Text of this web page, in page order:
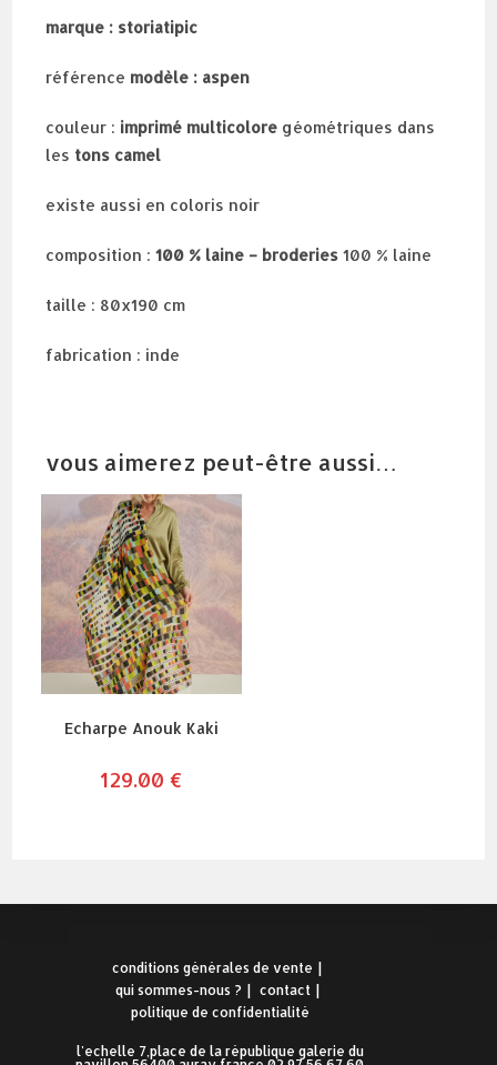
marque : storiatipic
référence modèle : aspen
couleur : imprimé multicolore géométriques dans
les tons camel
existe aussi en coloris noir
composition :100 % laine – broderies 100 % laine
taille : 80x190 cm
fabrication : inde
vous aimerez peut-être aussi…
Echarpe Anouk Kaki
129.00€
conditions générales de vente
qui sommes-nous ?
contact
politique de confidentialité
l'echelle 7,place de la république galerie du